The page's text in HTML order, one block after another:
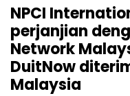
NPCI
perjanjian
Network
DuitNow
Malaysia